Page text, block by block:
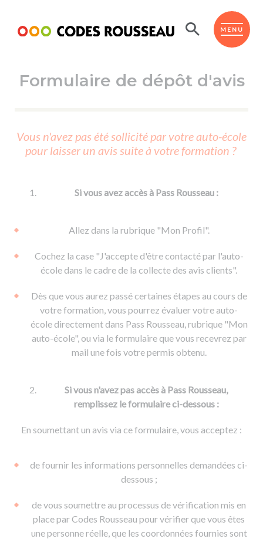
MENU
ESPACE ÉLÈVE
Code de la route
Passer l'ASSR
Réviser le code
Passer l'ETM
Permis voiture
Permis remorque
Permis & handicap
d'apprentissage
De la conduite en voiture
De la conduite à moto
Voir tous les supports
Formations pro.
Permis poids lourd
Formation FCO
Formation CACES
Devenir enseignant de la conduite
Ressources
Formulaire de dépôt d'avis
Vous n'avez pas été sollicité par votre auto-école
pour laisser un avis suite à votre formation ?
Si vous avez accès à Pass Rousseau :
Allez dans la rubrique "Mon Profil".
Cochez la case "J'accepte d'être contacté par l'auto-
école dans le cadre de la collecte des avis clients".
Dès que vous aurez passé certaines étapes au cours de
votre formation, vous pourrez évaluer votre auto-
école directement dans Pass Rousseau, rubrique "Mon
auto-école", ou via le formulaire que vous recevrez par
mail une fois votre permis obtenu.
Si vous n'avez pas accès à Pass Rousseau,
remplissez le formulaire ci-dessous :
En soumettant un avis via ce formulaire, vous acceptez :
de fournir les informations personnelles demandées ci-
dessous ;
de vous soumettre au processus de vérification mis en
place par Codes Rousseau pour vérifier que vous êtes
une personne réelle, que les coordonnées fournies sont